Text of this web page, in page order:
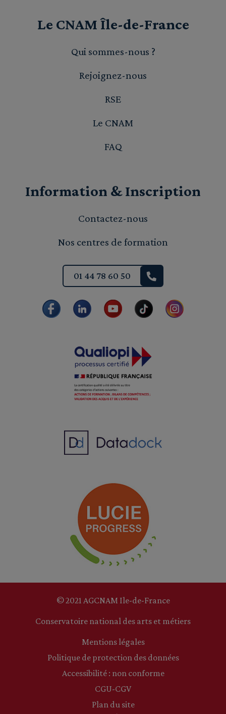
Le CNAM Île-de-France
Qui sommes-nous ?
Rejoignez-nous
RSE
Le CNAM
FAQ
Information & Inscription
Contactez-nous
Nos centres de formation
01 44 78 60 50
© 2021 AGCNAM Ile-de-France
Conservatoire national des arts et métiers
Mentions légales
Politique de protection des données
Accessibilité : non conforme
CGU-CGV
Plan du site